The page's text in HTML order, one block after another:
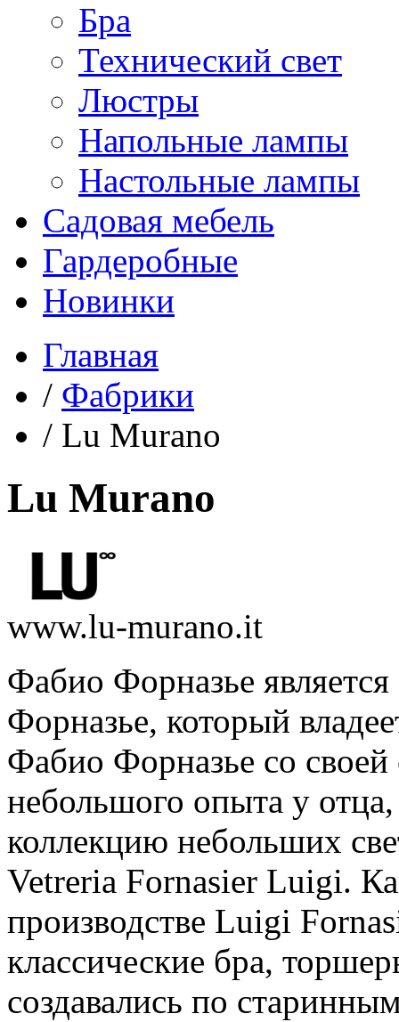
Бра
Технический свет
Люстры
Напольные лампы
Настольные лампы
Садовая мебель
Гардеробные
Новинки
Главная
/ Фабрики
/ Lu Murano
Lu Murano
www.lu-murano.it
Фабио Форназье
Форназье, который
Фабио Форназье со
небольшого опыта у
коллекцию небольших
Vetreria Fornasier Luigi.
производстве Luigi
классические бра,
создавались по